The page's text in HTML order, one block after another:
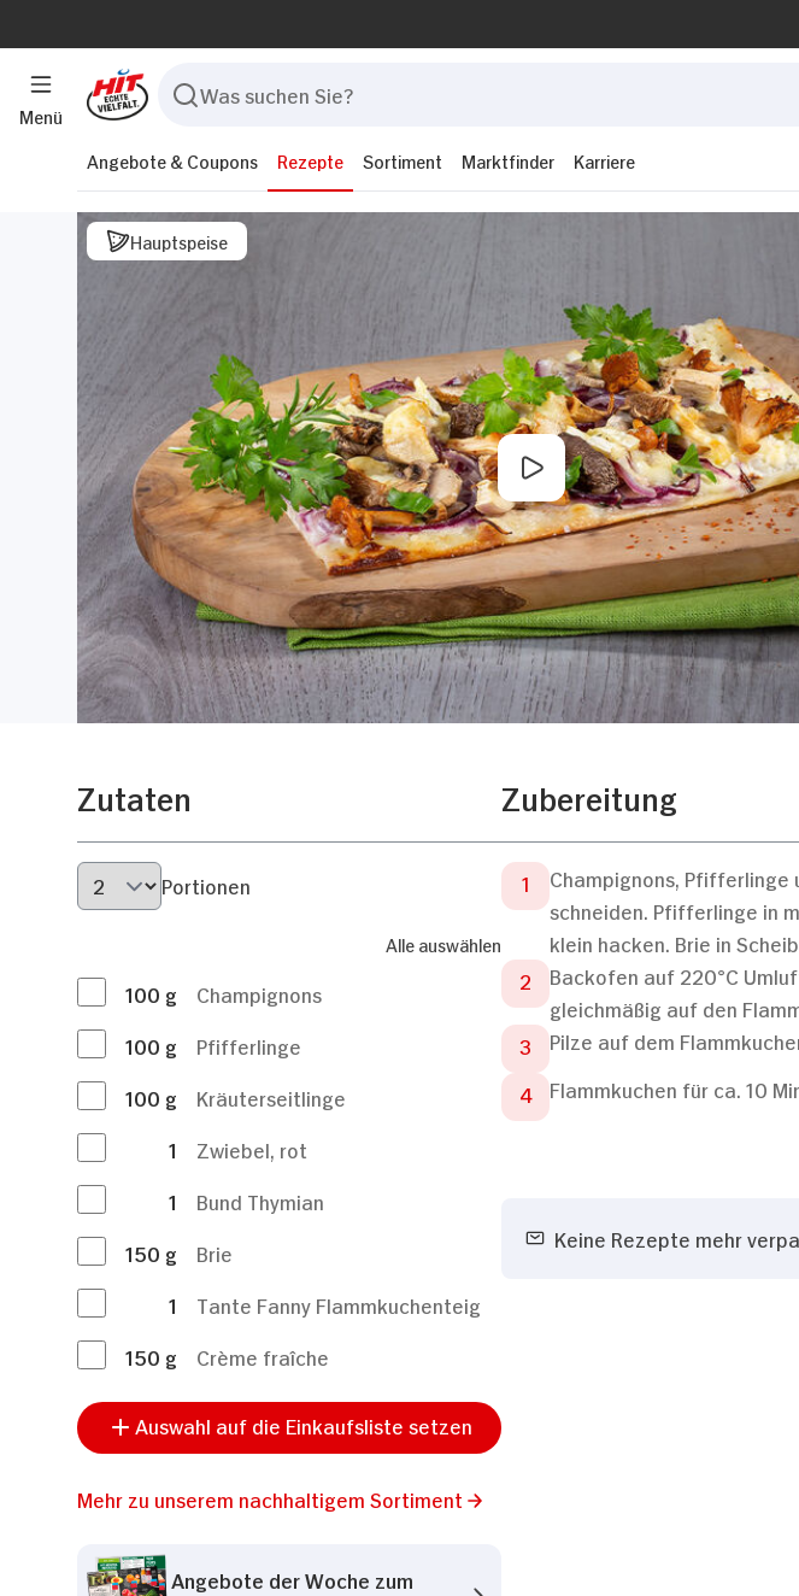
Menü
Angebote & Coupons Rezepte Sortiment Marktfinder Karriere
Hauptspeise
Zutaten
Portionen
Alle auswählen
100 g
Champignons
100 g
Pfifferlinge
100 g
Kräuterseitlinge
1
Zwiebel, rot
1
Bund Thymian
150 g
Brie
1
Tante Fanny Flammkuchenteig
150 g Crème fraîche
Auswahl auf die Einkaufsliste setzen
Mehr zu unserem nachhaltigem Sortiment
Angebote der Woche zum
Zubereitung
Champignons, Pfifferlinge
schneiden. Pfifferlinge in
klein hacken. Brie in
Backofen auf 220°C
gleichmäßig auf den
Pilze auf dem
Flammkuchen für ca. 10
Keine Rezepte mehr